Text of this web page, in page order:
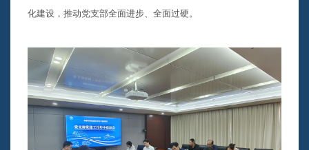
化建设，推动党支部全面进步、全面过硬。